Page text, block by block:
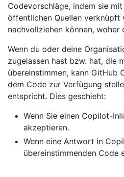
Codevorschläge, indem sie
öffentlichen Quellen verknüpft
nachvollziehen können, woher
Wenn du oder deine
zugelassen hast bzw. hat, die
übereinstimmen, kann GitHub
dem Code zur Verfügung
entspricht. Dies geschieht:
Wenn Sie einen Copilot-
akzeptieren.
Wenn eine Antwort in
übereinstimmenden Code